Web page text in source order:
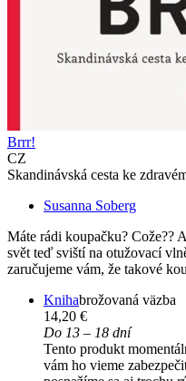
Brrr!
CZ
Skandinávská cesta ke
Susanna Soberg
Máte rádi koupačku? Cože??
svět teď sviští na otužovací
zaručujeme vám, že takové
Knihabrožovaná väzba
14,20 €
Do 13 – 18 dní
Tento produkt
vám ho vieme